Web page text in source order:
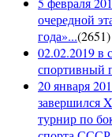
очередной
года»...(2651)
02.02.2019 в
спортивный
20 января
завершился
турнир по